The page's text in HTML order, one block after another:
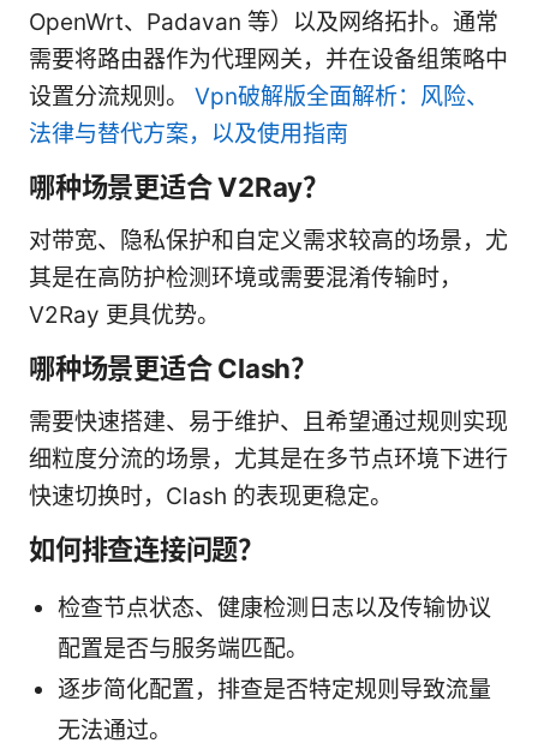
OpenWrt、Padavan 等）以及网络拓扑。通常
需要将路由器作为代理网关，并在设备组策略中
设置分流规则。 Vpn破解版全面解析：风险、
法律与替代方案，以及使用指南
哪种场景更适合 V2Ray？
对带宽、隐私保护和自定义需求较高的场景，尤
其是在高防护检测环境或需要混淆传输时，
V2Ray 更具优势。
哪种场景更适合 Clash？
需要快速搭建、易于维护、且希望通过规则实现
细粒度分流的场景，尤其是在多节点环境下进行
快速切换时，Clash 的表现更稳定。
如何排查连接问题？
检查节点状态、健康检测日志以及传输协议
配置是否与服务端匹配。
逐步简化配置，排查是否特定规则导致流量
无法通过。